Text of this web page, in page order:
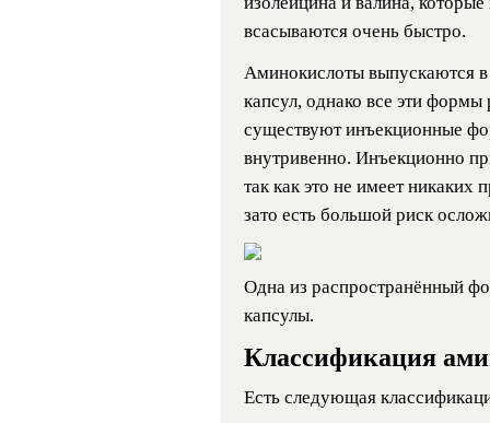
всасываются очень быстро.
Аминокислоты выпускаются в
капсул, однако все эти
существуют инъекционные
внутривенно. Инъекционно
так как это не имеет
зато есть большой риск
Одна из распространённый
капсулы.
Классификация
Есть следующая